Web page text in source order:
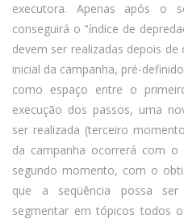
executora. Apenas após o
conseguirá o "índice de
devem ser realizadas depois
inicial da campanha, pré-
como espaço entre o
execução dos passos, uma
ser realizada (terceiro
da campanha ocorrerá com
segundo momento, com o
que a seqüência possa ser
segmentar em tópicos todos